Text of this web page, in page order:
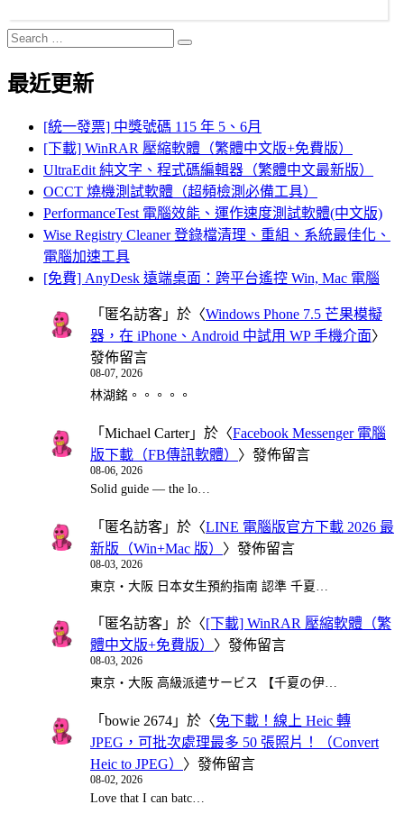
Search
for:
Search
最近更新
[統一發票] 中獎號碼 115 年 5、6月
[下載] WinRAR 壓縮軟體（繁體中文版+免費版）
UltraEdit 純文字、程式碼編輯器（繁體中文最新版）
OCCT 燒機測試軟體（超頻檢測必備工具）
PerformanceTest 電腦效能、運作速度測試軟體(中文版)
Wise Registry Cleaner 登錄檔清理、重組、系統最佳化、
電腦加速工具
[免費] AnyDesk 遠端桌面：跨平台遙控 Win, Mac 電腦
「 匿名訪客 」於〈Windows Phone 7.5 芒果模擬
器，在 iPhone、Android 中試用 WP 手機介面〉
發佈留言
08-07, 2026
林湖銘。。。。。
「 Michael Carter」於〈Facebook Messenger 電腦
版下載（FB傳訊軟體） 〉發佈留言
08-06, 2026
Solid guide — the lo…
「 匿名訪客 」於〈LINE 電腦版官方下載 2026 最
新版（Win+Mac 版） 〉發佈留言
08-03, 2026
東京・大阪 日本女生預約指南 認準 千夏…
「 匿名訪客 」於〈[下載] WinRAR 壓縮軟體（繁
體中文版+免費版） 〉發佈留言
08-03, 2026
東京・大阪 高級派遣サービス 【千夏の伊…
「 bowie 2674 」於〈免下載！線上 Heic 轉
JPEG，可批次處理最多 50 張照片！（Convert
Heic to JPEG） 〉發佈留言
08-02, 2026
Love that I can batc…